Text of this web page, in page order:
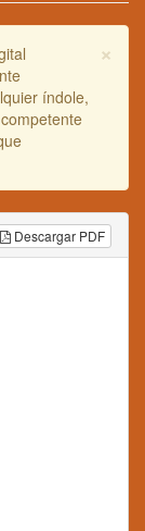
×
índole,
Descargar PDF